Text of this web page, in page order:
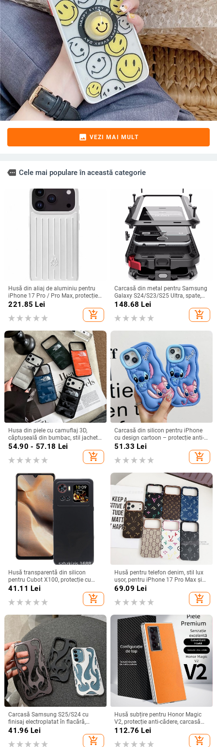
image VEZI MAI MULT
more Cele mai populare în această categorie
Husă din aliaj de aluminiu pentru
iPhone 17 Pro / Pro Max, protecție
anti-cădere, închidere magnetică,
turnare prin injecție, posibilitate de
personalizare
221.85 Lei
add_shopping_cart
Carcasă din metal pentru Samsung
Galaxy S24/S23/S25 Ultra, spate,
prelucrată, personalizabilă, disipare
căldură, anti-cadere, anti-amprentă
148.68 Lei
add_shopping_cart
Husa din piele cu camuflaj 3D,
căptușeală din bumbac, stil jachetă
de iarnă, compatibilă cu iPhone
54.90 - 57.18 Lei
add_shopping_cart
Carcasă din silicon pentru iPhone
cu design cartoon – protecție anti-
cădere, finisaj mat, compatibilă cu
(Pro/Max)
51.33 Lei
add_shopping_cart
Husă transparentă din silicon
pentru Cubot X100, protecție cu
acoperire totală
41.11 Lei
add_shopping_cart
Husă pentru telefon denim, stil lux
ușor, pentru iPhone 17 Pro Max și
iPhone 16, cu acoperire totală
69.09 Lei
add_shopping_cart
Carcasă Samsung S25/S24 cu
finisaj electroplatat în flacără,
design decupat, compatibilă cu
41.96 Lei
add_shopping_cart
Husă subțire pentru Honor Magic
V2, protecție anti-cădere, carcasă
dură pentru ecran pliabil, finisaj PU
112.76 Lei
add_shopping_cart